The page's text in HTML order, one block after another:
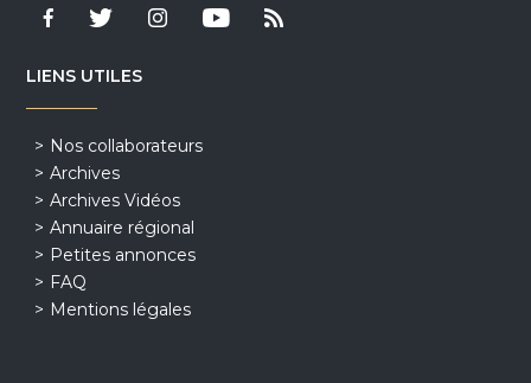
LIENS UTILES
Nos collaborateurs
Archives
Archives Vidéos
Annuaire régional
Petites annonces
FAQ
Mentions légales